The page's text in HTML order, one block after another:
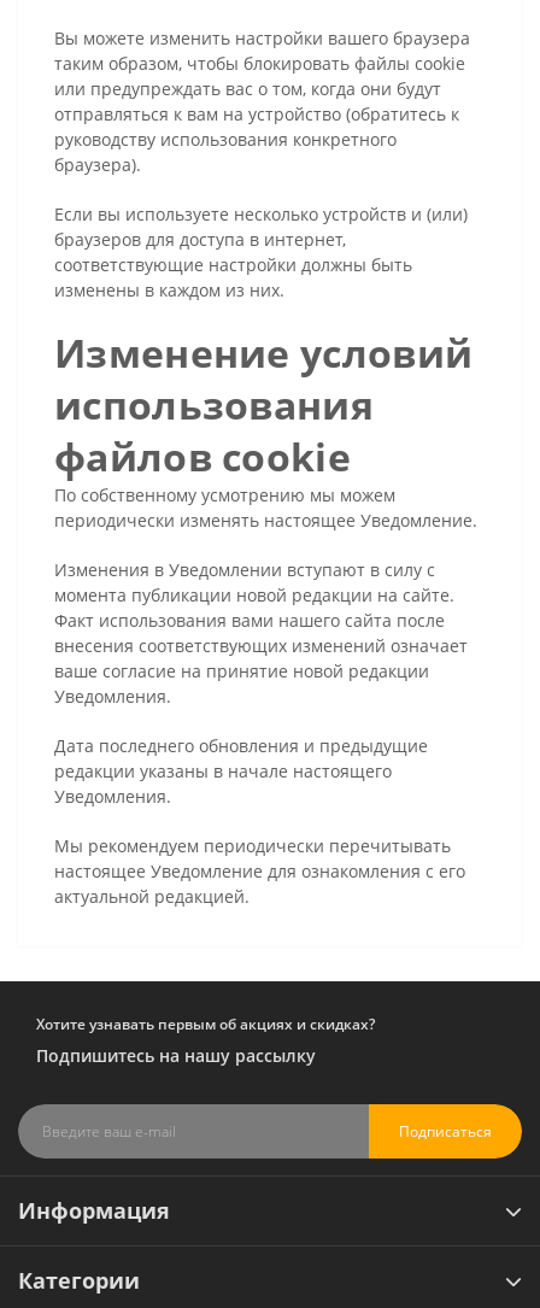
Вы можете изменить настройки вашего браузера
таким образом, чтобы блокировать файлы cookie
или предупреждать вас о том, когда они будут
отправляться к вам на устройство (обратитесь к
руководству использования конкретного
браузера).
Если вы используете несколько устройств и (или)
браузеров для доступа в интернет,
соответствующие настройки должны быть
изменены в каждом из них.
Изменение условий
использования
файлов cookie
По собственному усмотрению мы можем
периодически изменять настоящее Уведомление.
Изменения в Уведомлении вступают в силу с
момента публикации новой редакции на сайте.
Факт использования вами нашего сайта после
внесения соответствующих изменений означает
ваше согласие на принятие новой редакции
Уведомления.
Дата последнего обновления и предыдущие
редакции указаны в начале настоящего
Уведомления.
Мы рекомендуем периодически перечитывать
настоящее Уведомление для ознакомления с его
актуальной редакцией.
Хотите узнавать первым об акциях и скидках?
Подпишитесь на нашу рассылку
Подписаться
Информация
Категории